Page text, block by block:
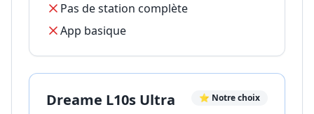
Pas de station complète
App basique
Dreame L10s Ultra ⭐ Notre choix